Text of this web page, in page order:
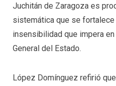
Juchitán de Zaragoza es
sistemática que se fortalece
insensibilidad que impera
General del Estado.
López Domínguez refirió